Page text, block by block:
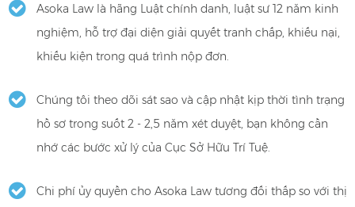
Asoka Law là hãng Luật chính danh, luật sư 12 năm kinh
nghiệm, hỗ trợ đại diện giải quyết tranh chấp, khiếu nại,
khiếu kiện trong quá trình nộp đơn.
Chúng tôi theo dõi sát sao và cập nhật kịp thời tình trạng
hồ sơ trong suốt 2 - 2,5 năm xét duyệt, bạn không cần
nhớ các bước xử lý của Cục Sở Hữu Trí Tuệ.
Chi phí ủy quyền cho Asoka Law tương đối thấp so với thị